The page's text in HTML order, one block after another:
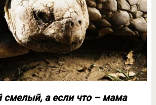
а если что – мама